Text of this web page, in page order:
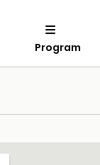
Program